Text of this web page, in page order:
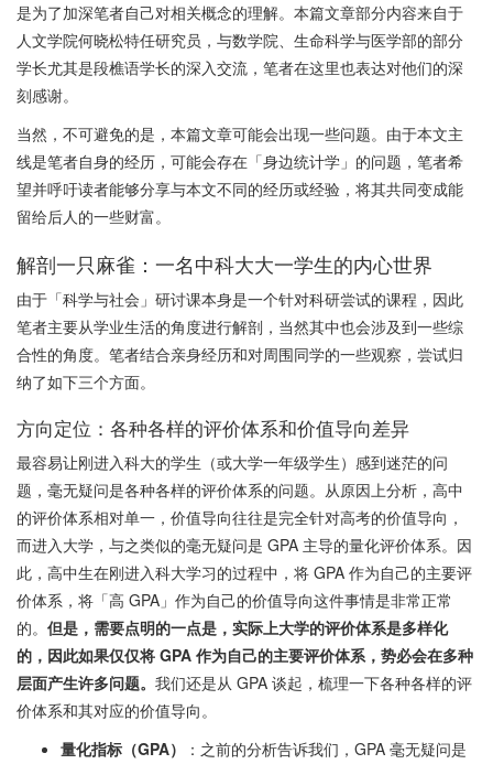
是为了加深笔者自己对相关概念的理解。本篇文章部分内容来自于
人文学院何晓松特任研究员，与数学院、生命科学与医学部的部分
学长尤其是段樵语学长的深入交流，笔者在这里也表达对他们的深
刻感谢。
当然，不可避免的是，本篇文章可能会出现一些问题。由于本文主
线是笔者自身的经历，可能会存在「身边统计学」的问题，笔者希
望并呼吁读者能够分享与本文不同的经历或经验，将其共同变成能
留给后人的一些财富。
解剖一只麻雀：一名中科大大一学生的内心世界
由于「科学与社会」研讨课本身是一个针对科研尝试的课程，因此
笔者主要从学业生活的角度进行解剖，当然其中也会涉及到一些综
合性的角度。笔者结合亲身经历和对周围同学的一些观察，尝试归
纳了如下三个方面。
方向定位：各种各样的评价体系和价值导向差异
最容易让刚进入科大的学生（或大学一年级学生）感到迷茫的问
题，毫无疑问是各种各样的评价体系的问题。从原因上分析，高中
的评价体系相对单一，价值导向往往是完全针对高考的价值导向，
而进入大学，与之类似的毫无疑问是 GPA 主导的量化评价体系。因
此，高中生在刚进入科大学习的过程中，将 GPA 作为自己的主要评
价体系，将「高 GPA」作为自己的价值导向这件事情是非常正常
的。 但是，需要点明的一点是，实际上大学的评价体系是多样化
的，因此如果仅仅将 GPA 作为自己的主要评价体系，势必会在多种
层面产生许多问题。 我们还是从 GPA 谈起，梳理一下各种各样的评
价体系和其对应的价值导向。
量化指标（GPA）
：之前的分析告诉我们，GPA 毫无疑问是